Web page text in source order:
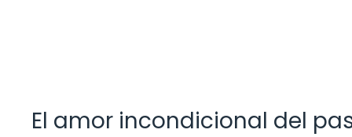
El amor incondicional del